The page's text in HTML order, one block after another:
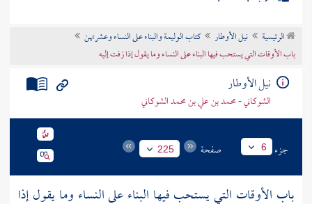
موضوعي
تراجم الأعلام
الرئيسية نيل الأوطار
كتاب الوليمة والبناء على النساء وعشرتهن
باب الأوقات التي يستحب فيها البناء على النساء وما يقول إذا زفت إليه
نيل الأوطار
الشوكاني - محمد بن علي بن محمد الشوكاني
جزء 6 صفحة 225
باب الأوقات التي يستحب فيها البناء على النساء وما يقول إذا